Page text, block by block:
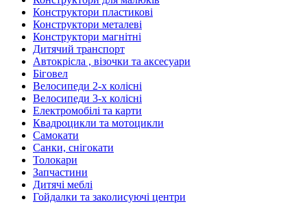
Конструктори пластикові
Конструктори металеві
Конструктори магнітні
Дитячий транспорт
Автокрісла , візочки та аксесуари
Біговел
Велосипеди 2-х колісні
Велосипеди 3-х колісні
Електромобілі та карти
Квадроцикли та мотоцикли
Самокати
Санки, снігокати
Толокари
Запчастини
Дитячі меблі
Гойдалки та заколисуючі центри